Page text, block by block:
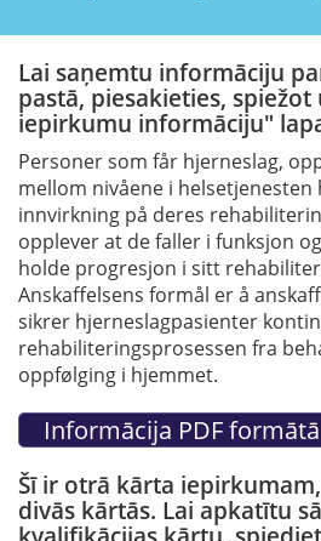
Lai saņemtu informāciju
pastā, piesakieties, spiežot
iepirkumu informāciju"
Personer som får hjerneslag,
mellom nivåene i helsetjenesten
innvirkning på deres
opplever at de faller i funksjon
holde progresjon i sitt
Anskaffelsens formål er å
sikrer hjerneslagpasienter
rehabiliteringsprosessen fra
oppfølging i hjemmet.
Šī ir otrā kārta
divās kārtās. Lai apkatītu